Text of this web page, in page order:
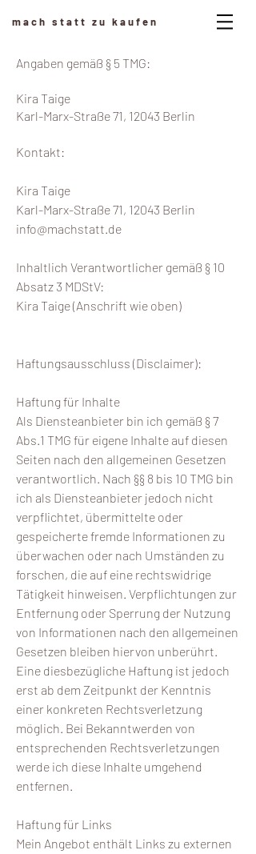
mach statt zu kaufen
Angaben gemäß § 5 TMG:
Kira Taige
Karl-Marx-Straße 71, 12043 Berlin
Kontakt:
Kira Taige
Karl-Marx-Straße 71, 12043 Berlin
info@machstatt.de
Inhaltlich Verantwortlicher gemäß § 10
Absatz 3 MDStV:
Kira Taige (Anschrift wie oben)
Haftungsausschluss (Disclaimer):
Haftung für Inhalte
Als Diensteanbieter bin ich gemäß § 7
Abs.1 TMG für eigene Inhalte auf diesen
Seiten nach den allgemeinen Gesetzen
verantwortlich. Nach §§ 8 bis 10 TMG bin
ich als Diensteanbieter jedoch nicht
verpflichtet, übermittelte oder
gespeicherte fremde Informationen zu
überwachen oder nach Umständen zu
forschen, die auf eine rechtswidrige
Tätigkeit hinweisen. Verpflichtungen zur
Entfernung oder Sperrung der Nutzung
von Informationen nach den allgemeinen
Gesetzen bleiben hiervon unberührt.
Eine diesbezügliche Haftung ist jedoch
erst ab dem Zeitpunkt der Kenntnis
einer konkreten Rechtsverletzung
möglich. Bei Bekanntwerden von
entsprechenden Rechtsverletzungen
werde ich diese Inhalte umgehend
entfernen.
Haftung für Links
Mein Angebot enthält Links zu externen